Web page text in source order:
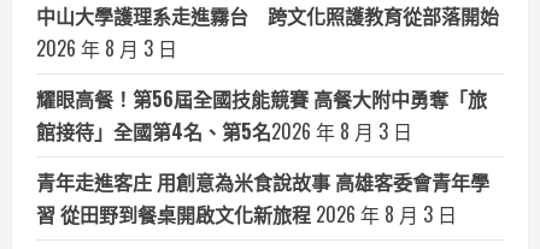
中山大學護理系走進霧台 跨文化照護教育從部落開始
2026 年 8 月 3 日
耀眼高餐！第56屆全國技能競賽 高餐大附中勇奪「旅
館接待」全國第4名、第5名​2026 年 8 月 3 日
青年走進客庄 用創意為米食說故事 高雄客委會青年學
習 從田野到餐桌開啟文化新旅程 2026 年 8 月 3 日